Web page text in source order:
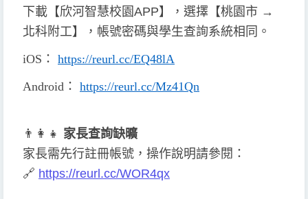
下載【欣河智慧校園APP】，選擇【桃園市 →
北科附工】，帳號密碼與學生查詢系統相同。
iOS ： https://reurl.cc/EQ48lA
Android ： https://reurl.cc/Mz41Qn
👨 👩 👧 家長查詢缺曠
家長需先行註冊帳號，操作說明請參閱：
🔗 https://reurl.cc/WOR4qx